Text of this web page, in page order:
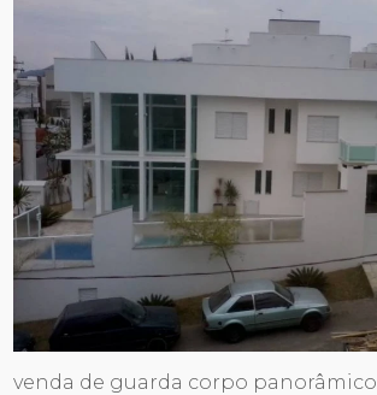
venda de guarda corpo panorâmico